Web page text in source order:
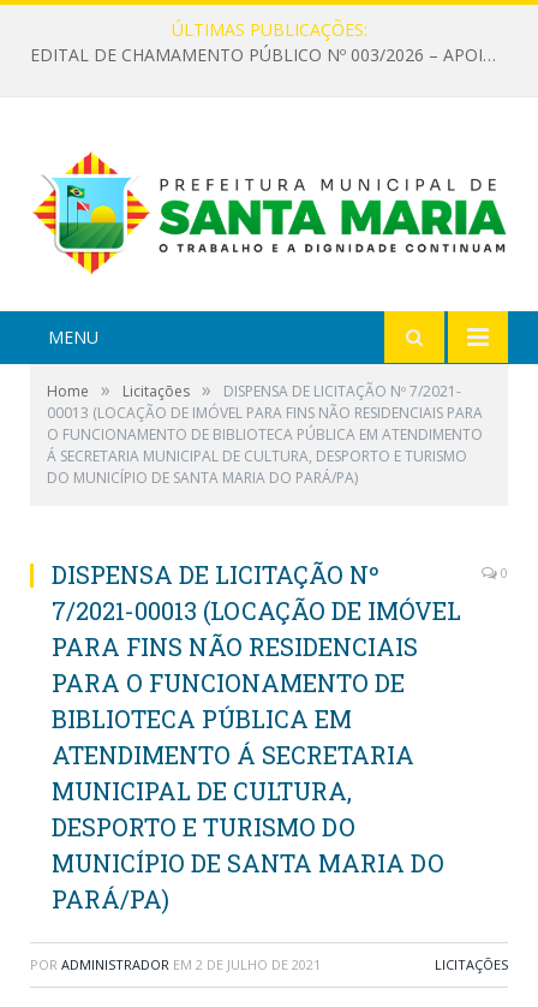
ÚLTIMAS PUBLICAÇÕES:
EDITAL DE CHAMAMENTO PÚBLICO Nº 003/2026 – APOIO À INFRAESTRUTURA CULTURAL
MENU
Home » Licitações »
DISPENSA DE LICITAÇÃO Nº 7/2021-
00013 (LOCAÇÃO DE IMÓVEL PARA FINS NÃO RESIDENCIAIS PARA
O FUNCIONAMENTO DE BIBLIOTECA PÚBLICA EM ATENDIMENTO
Á SECRETARIA MUNICIPAL DE CULTURA, DESPORTO E TURISMO
DO MUNICÍPIO DE SANTA MARIA DO PARÁ/PA)
DISPENSA DE LICITAÇÃO Nº
7/2021-00013 (LOCAÇÃO DE IMÓVEL
PARA FINS NÃO RESIDENCIAIS
PARA O FUNCIONAMENTO DE
BIBLIOTECA PÚBLICA EM
ATENDIMENTO Á SECRETARIA
MUNICIPAL DE CULTURA,
DESPORTO E TURISMO DO
MUNICÍPIO DE SANTA MARIA DO
PARÁ/PA)
0
POR ADMINISTRADOR EM 2 DE JULHO DE 2021 LICITAÇÕES